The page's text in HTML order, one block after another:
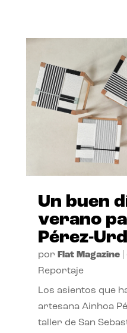
Un buen
verano
Pérez-
por Flat Magazine|
Reportaje
Los asientos que
artesana Ainhoa
taller de San